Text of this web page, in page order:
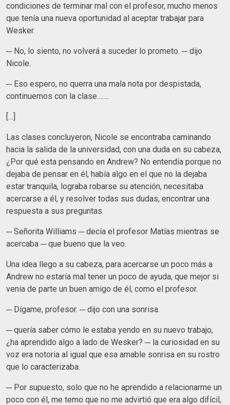
condiciones de terminar mal con el profesor, mucho menos
que tenía una nueva oportunidad al aceptar trabajar para
Wesker.
─ No, lo siento, no volverá a suceder lo prometo. ─ dijo
Nicole.
─ Eso espero, no querra una mala nota por despistada,
continuemos con la clase…….
[…]
Las clases concluyeron, Nicole se encontraba caminando
hacia la salida de la universidad, con una duda en su cabeza,
¿Por qué esta pensando en Andrew? No entendía porque no
dejaba de pensar en él, había algo en el que no la dejaba
estar tranquila, lograba robarse su atención, necesitaba
acercarse a él, y resolver todas sus dudas, encontrar una
respuesta a sus preguntas.
─ Señorita Williams ─ decía el profesor Matías mientras se
acercaba ─ que bueno que la veo.
Una idea llego a su cabeza, para acercarse un poco más a
Andrew no estaría mal tener un poco de ayuda, que mejor si
venia de parte un buen amigo de él, como el profesor.
─ Dígame, profesor. ─ dijo con una sonrisa.
─ quería saber cómo le estaba yendo en su nuevo trabajo,
¿ha aprendido algo a lado de Wesker? ─ la curiosidad en su
voz era notoria al igual que esa amable sonrisa en su rostro
que lo caracterizaba.
─ Por supuesto, solo que no he aprendido a relacionarme un
poco con él, me temo que no me advirtió que era algo difícil,